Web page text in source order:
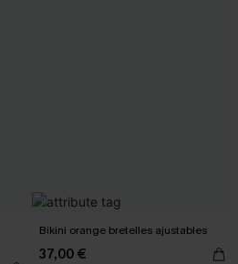
Bikini orange bretelles ajustables
37,00 €